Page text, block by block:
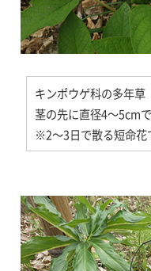
キンポウゲ科の多年草
茎の先に直径4～5cm
※2～3日で散る短命花